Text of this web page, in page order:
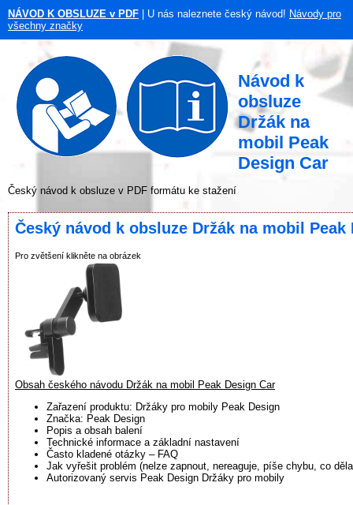
NÁVOD K OBSLUZE v PDF | U nás naleznete český návod! Návody pro
všechny značky
Návod k
obsluze
Držák na
mobil Peak
Design Car
Český návod k obsluze v PDF formátu ke stažení
Český návod k obsluze Držák na mobil
Pro zvětšení klikněte na obrázek
Obsah českého návodu Držák na mobil Peak Design Car
Zařazení produktu: Držáky pro mobily Peak Design
Značka: Peak Design
Popis a obsah balení
Technické informace a základní nastavení
Často kladené otázky – FAQ
Jak vyřešit problém (nelze zapnout, nereaguje, píše chybu, co
Autorizovaný servis Peak Design Držáky pro mobily